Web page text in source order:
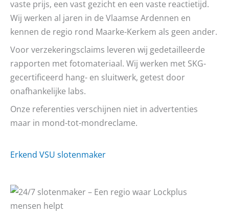
vaste prijs, een vast gezicht en een vaste reactietijd.
Wij werken al jaren in de Vlaamse Ardennen en
kennen de regio rond Maarke-Kerkem als geen ander.
Voor verzekeringsclaims leveren wij gedetailleerde
rapporten met fotomateriaal. Wij werken met SKG-
gecertificeerd hang- en sluitwerk, getest door
onafhankelijke labs.
Onze referenties verschijnen niet in advertenties
maar in mond-tot-mondreclame.
Erkend VSU slotenmaker